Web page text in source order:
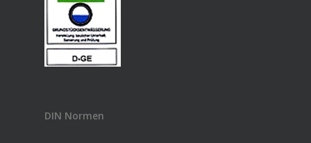
DIN Normen